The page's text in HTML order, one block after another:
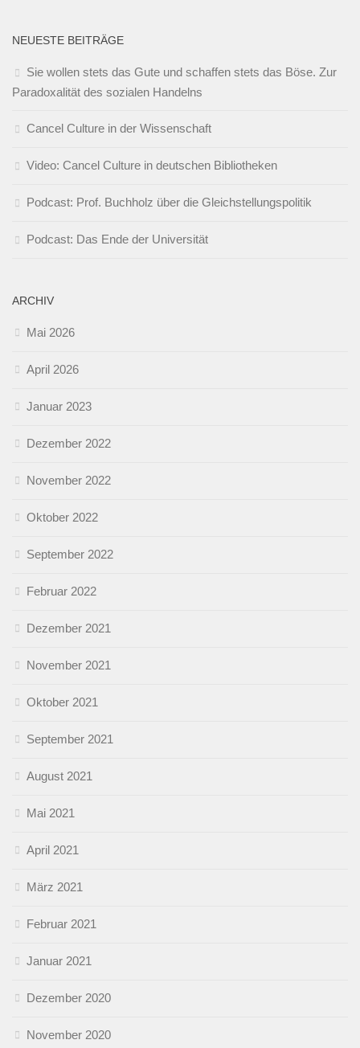
NEUESTE BEITRÄGE
Sie wollen stets das Gute und schaffen stets das Böse. Zur
Paradoxalität des sozialen Handelns
Cancel Culture in der Wissenschaft
Video: Cancel Culture in deutschen Bibliotheken
Podcast: Prof. Buchholz über die Gleichstellungspolitik
Podcast: Das Ende der Universität
ARCHIV
Mai 2026
April 2026
Januar 2023
Dezember 2022
November 2022
Oktober 2022
September 2022
Februar 2022
Dezember 2021
November 2021
Oktober 2021
September 2021
August 2021
Mai 2021
April 2021
März 2021
Februar 2021
Januar 2021
Dezember 2020
November 2020